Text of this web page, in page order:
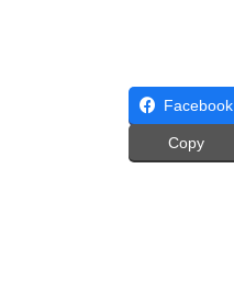
Facebook
Copy